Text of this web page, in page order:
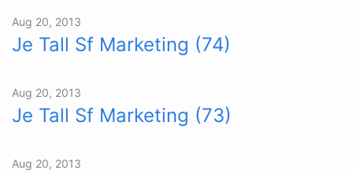
Aug 20, 2013
Je Tall Sf Marketing (74)
Aug 20, 2013
Je Tall Sf Marketing (73)
Aug 20, 2013